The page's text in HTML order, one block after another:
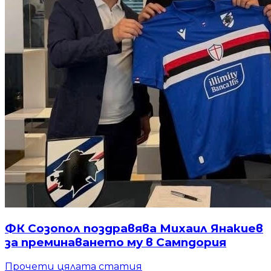
ФК Созопол поздравява Михаил Янакиев
за преминаването му в Сампдория
Прочети цялата статия